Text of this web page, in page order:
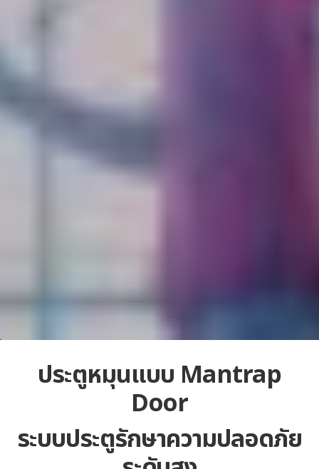
ประตูหมุนแบบ Mantrap
Door
ระบบประตูรักษาความปลอดภัย